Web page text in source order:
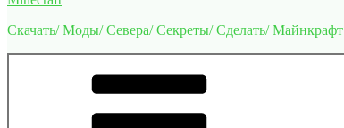
Скачать/ Моды/ Севера/ Секреты/ Сделать/ Майнкрафт